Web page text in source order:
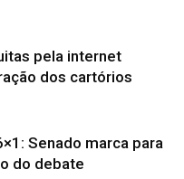
pela internet
dos cartórios
Senado marca para
do debate